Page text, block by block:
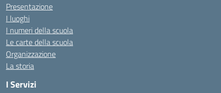
Presentazione
I luoghi
I numeri della scuola
Le carte della scuola
Organizzazione
La storia
I Servizi